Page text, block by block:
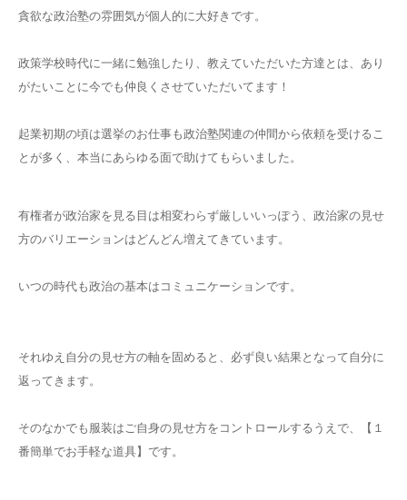
貪欲な政治塾の雰囲気が個人的に大好きです。
政策学校時代に一緒に勉強したり、教えていただいた方達とは、あり
がたいことに今でも仲良くさせていただいてます！
起業初期の頃は選挙のお仕事も政治塾関連の仲間から依頼を受けるこ
とが多く、本当にあらゆる面で助けてもらいました。
有権者が政治家を見る目は相変わらず厳しいいっぽう、政治家の見せ
方のバリエーションはどんどん増えてきています。
いつの時代も政治の基本はコミュニケーションです。
それゆえ自分の見せ方の軸を固めると、必ず良い結果となって自分に
返ってきます。
そのなかでも服装はご自身の見せ方をコントロールするうえで、【１
番簡単でお手軽な道具】です。